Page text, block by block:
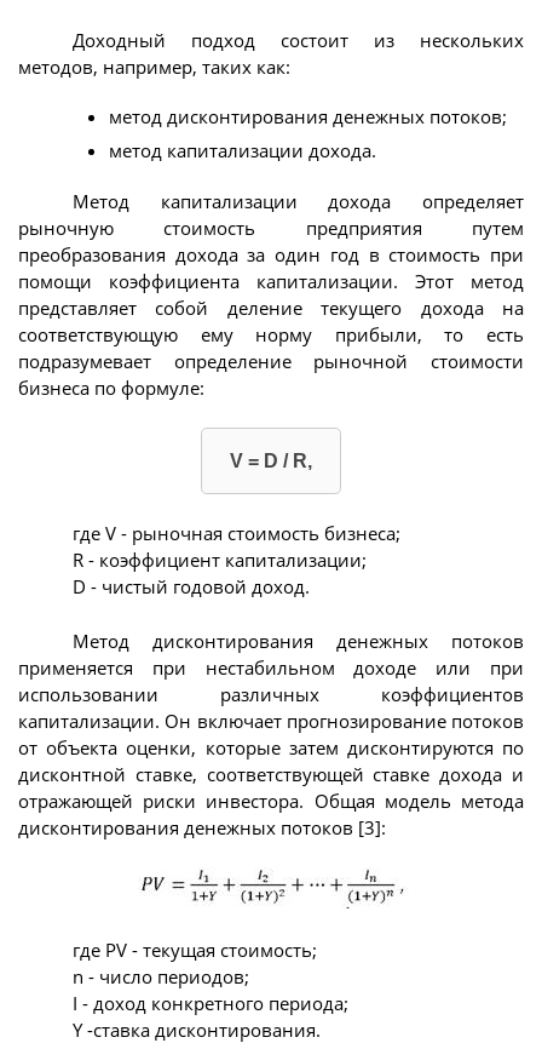
Доходный подход состоит из нескольких
методов, например, таких как:
метод дисконтирования денежных потоков;
метод капитализации дохода.
Метод капитализации дохода определяет
рыночную стоимость предприятия путем
преобразования дохода за один год в стоимость при
помощи коэффициента капитализации. Этот метод
представляет собой деление текущего дохода на
соответствующую ему норму прибыли, то есть
подразумевает определение рыночной стоимости
бизнеса по формуле:
V = D / R,
где V - рыночная стоимость бизнеса;
R - коэффициент капитализации;
D - чистый годовой доход.
Метод дисконтирования денежных потоков
применяется при нестабильном доходе или при
использовании различных коэффициентов
капитализации. Он включает прогнозирование потоков
от объекта оценки, которые затем дисконтируются по
дисконтной ставке, соответствующей ставке дохода и
отражающей риски инвестора. Общая модель метода
дисконтирования денежных потоков [3]:
где PV - текущая стоимость;
n - число периодов;
I - доход конкретного периода;
Y -ставка дисконтирования.